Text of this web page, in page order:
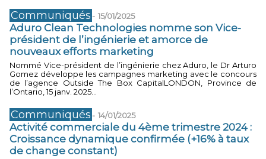
Communiqués - 15/01/2025
Aduro Clean Technologies nomme son Vice-
président de l’ingénierie et amorce de
nouveaux efforts marketing
Nommé Vice-président de l’ingénierie chez Aduro, le Dr Arturo
Gomez développe les campagnes marketing avec le concours
de l’agence Outside The Box CapitalLONDON, Province de
l’Ontario, 15 janv. 2025...
Communiqués - 14/01/2025
Activité commerciale du 4ème trimestre 2024 :
Croissance dynamique confirmée (+16% à taux
de change constant)